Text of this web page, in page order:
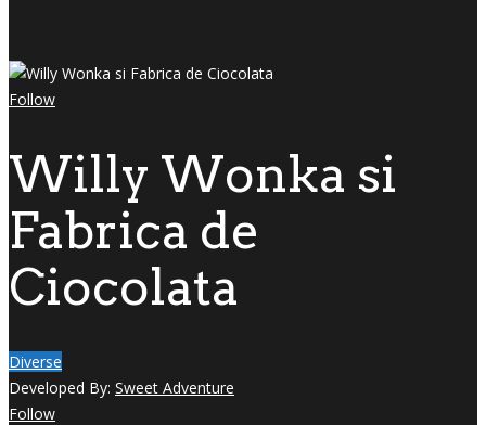
Follow
Willy Wonka si
Fabrica de
Ciocolata
Diverse
Developed By: Sweet Adventure
Follow